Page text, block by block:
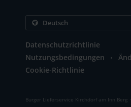
Datenschutzrichtlinie
Nutzungsbedingungen .
Cookie-Richtlinie
Burger Lieferservice Kirchdorf am Inn Berg .